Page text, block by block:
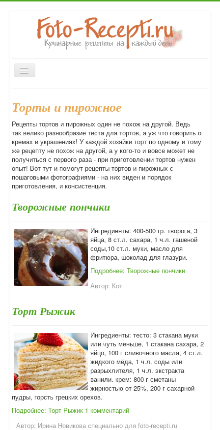
Включить/
выключить
Десерты
Выпечка Напитки
Форум
Торты и пирожное
Рецепты тортов и пирожных один не похож на другой. Ведь
так велико разнообразие теста для тортов, а уж что говорить о
кремах и украшениях! У каждой хозяйки торт по одному и тому
же рецепту не похож на другой, а у кого-то и вовсе может не
получиться с первого раза - при приготовлении тортов нужен
опыт! Вот тут и помогут рецепты тортов и пирожных с
пошаговыми фотографиями - на них виден и порядок
приготовления, и консистенция.
Творожные пончики
Ингредиенты: 400-500 гр. творога, 3
яйца, 8 ст.л. сахара, 1 ч.л. гашеной
соды,10 ст.л. муки, масло для
фритюра, шоколад для глазури.
Подробнее: Творожные пончики
Автор: Кот
Торт Рыжик
Ингредиенты: тесто: 3 стакана муки
или чуть меньше, 1 стакана сахара, 2
яйцо, 100 г сливочного масла, 4 ст.л.
жидкого мёда, 1 ч.л. соды или
разрыхлителя, 1 ч.л. экстракта
ванили. крем: 800 г сметаны
жирностью от 25%, 200 г сахарной
пудры, горсть грецких орехов.
Подробнее: Торт Рыжик 1 комментарий
Автор: Ирина Новикова специально для foto-recepti.ru